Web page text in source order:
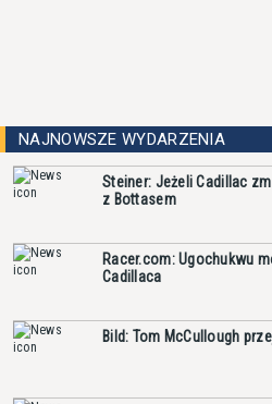
NAJNOWSZE WYDARZENIA
Steiner: Jeżeli Cadillac
z Bottasem
Racer.com: Ugochukwu
Cadillaca
Bild: Tom McCullough